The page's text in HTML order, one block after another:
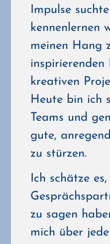
Impulse
kennenlernen
meinen Hang
inspirierenden
kreativen
Heute bin ich
Teams und
gute,
zu stürzen.
Ich schätze es,
zu sagen
mich über jede